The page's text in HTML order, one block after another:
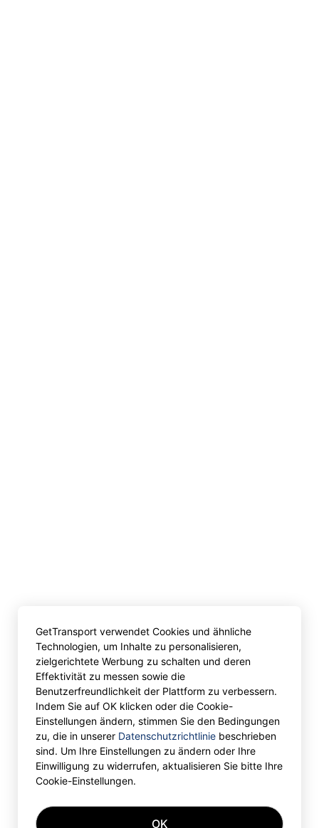
GetTransport verwendet Cookies und ähnliche
Technologien, um Inhalte zu personalisieren,
zielgerichtete Werbung zu schalten und deren
Effektivität zu messen sowie die
Benutzerfreundlichkeit der Plattform zu verbessern.
Indem Sie auf OK klicken oder die Cookie-
Einstellungen ändern, stimmen Sie den Bedingungen
zu, die in unserer Datenschutzrichtlinie beschrieben
sind. Um Ihre Einstellungen zu ändern oder Ihre
Einwilligung zu widerrufen, aktualisieren Sie bitte Ihre
Cookie-Einstellungen.
OK